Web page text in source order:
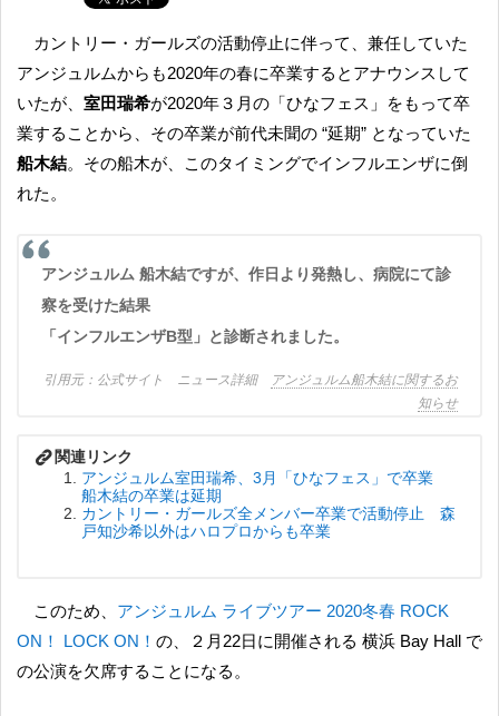
カントリー・ガールズの活動停止に伴って、兼任していた
アンジュルムからも2020年の春に卒業するとアナウンスして
いたが、 室田瑞希が2020年３月の「ひなフェス」をもって卒
業することから、その卒業が前代未聞の “延期” となっていた
船木結。その船木が、このタイミングでインフルエンザに倒
れた。
アンジュルム 船木結ですが、作日より発熱し、病院にて診
察を受けた結果
「インフルエンザB型」と診断されました。
公式サイト ニュース詳細
アンジュルム船木結に関するお
知らせ
アンジュルム室田瑞希、3月「ひなフェス」で卒業
船木結の卒業は延期
カントリー・ガールズ全メンバー卒業で活動停止 森
戸知沙希以外はハロプロからも卒業
このため、 アンジュルム ライブツアー 2020冬春 ROCK
ON！ LOCK ON！ の、２月22日に開催される 横浜 Bay Hall で
の公演を欠席することになる。